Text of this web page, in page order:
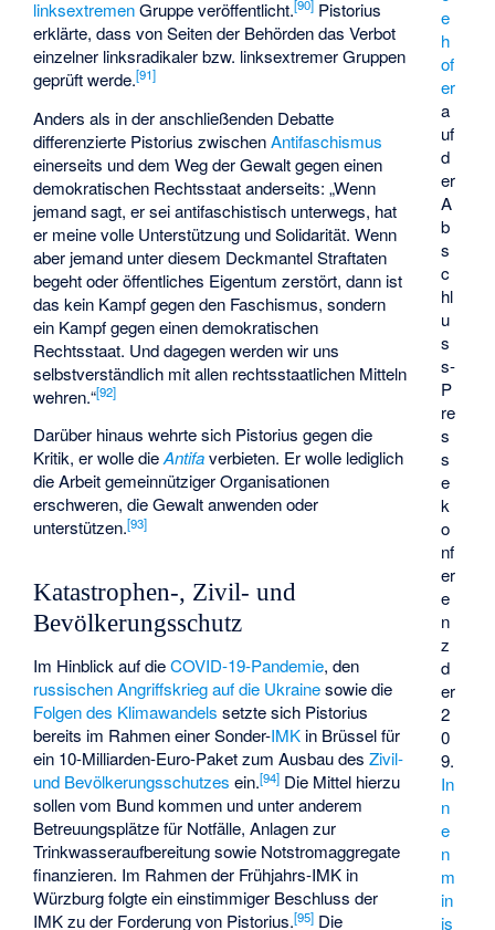
e
h
of
er
a
uf
d
er
A
b
s
c
hl
u
s
s-
P
re
s
s
e
k
o
nf
er
e
n
z
d
er
2
0
9.
In
n
e
n
m
in
is
linksextremenGruppe veröffentlicht.[90] Pistorius
erklärte, dass von Seiten der Behörden das Verbot
einzelner linksradikaler bzw. linksextremer Gruppen
geprüft werde.[91]
Anders als in der anschließenden Debatte
differenzierte Pistorius zwischenAntifaschismus
einerseits und dem Weg der Gewalt gegen einen
demokratischen Rechtsstaat anderseits: „Wenn
jemand sagt, er sei antifaschistisch unterwegs, hat
er meine volle Unterstützung und Solidarität. Wenn
aber jemand unter diesem Deckmantel Straftaten
begeht oder öffentliches Eigentum zerstört, dann ist
das kein Kampf gegen den Faschismus, sondern
ein Kampf gegen einen demokratischen
Rechtsstaat. Und dagegen werden wir uns
selbstverständlich mit allen rechtsstaatlichen Mitteln
wehren.“[92]
Darüber hinaus wehrte sich Pistorius gegen die
Kritik, er wolle dieAntifaverbieten. Er wolle lediglich
die Arbeit gemeinnütziger Organisationen
erschweren, die Gewalt anwenden oder
unterstützen.[93]
Katastrophen-, Zivil- und
Bevölkerungsschutz
Im Hinblick auf dieCOVID-19-Pandemie, den
russischen Angriffskrieg auf die Ukrainesowie die
Folgen des Klimawandels setzte sich Pistorius
bereits im Rahmen einer Sonder-IMK in Brüssel für
ein 10-Milliarden-Euro-Paket zum Ausbau desZivil-
und Bevölkerungsschutzes ein.[94] Die Mittel hierzu
sollen vom Bund kommen und unter anderem
Betreuungsplätze für Notfälle, Anlagen zur
Trinkwasseraufbereitung sowie Notstromaggregate
finanzieren. Im Rahmen der Frühjahrs-IMK in
Würzburg folgte ein einstimmiger Beschluss der
IMK zu der Forderung von Pistorius.[95] Die